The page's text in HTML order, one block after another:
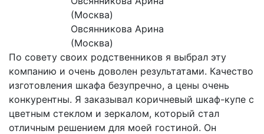
Овсянникова Арина
(Москва)
По совету своих родственников я выбрал эту
компанию и очень доволен результатами. Качество
изготовления шкафа безупречно, а цены очень
конкурентны. Я заказывал коричневый шкаф-купе с
цветным стеклом и зеркалом, который стал
отличным решением для моей гостиной. Он